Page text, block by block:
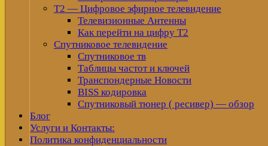
Т2 — Цифровое эфирное телевидение
Телевизионные Антенны
Как перейти на цифру Т2
Спутниковое телевидение
Спутниковое тв
Таблицы частот и ключей
Транспондерные Новости
BISS кодировка
Спутниковый тюнер ( ресивер) — обзор
Блог
Услуги и Контакты:
Политика конфиденциальности